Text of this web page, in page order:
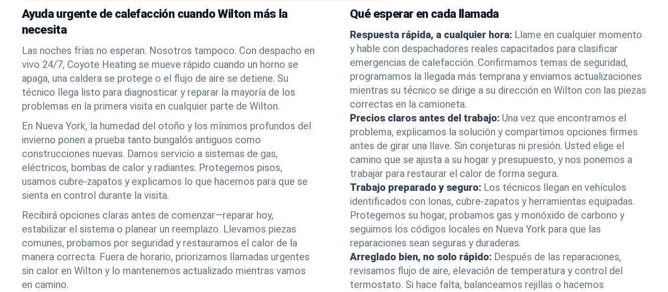
Ayuda urgente de calefacción cuando Wilton más la
necesita
Las noches frías no esperan. Nosotros tampoco. Con despacho en
vivo 24/7, Coyote Heating se mueve rápido cuando un horno se
apaga, una caldera se protege o el flujo de aire se detiene. Su
técnico llega listo para diagnosticar y reparar la mayoría de los
problemas en la primera visita en cualquier parte de Wilton.
En Nueva York, la humedad del otoño y los mínimos profundos del
invierno ponen a prueba tanto bungalós antiguos como
construcciones nuevas. Damos servicio a sistemas de gas,
eléctricos, bombas de calor y radiantes. Protegemos pisos,
usamos cubre-zapatos y explicamos lo que hacemos para que se
sienta en control durante la visita.
Recibirá opciones claras antes de comenzar—reparar hoy,
estabilizar el sistema o planear un reemplazo. Llevamos piezas
comunes, probamos por seguridad y restauramos el calor de la
manera correcta. Fuera de horario, priorizamos llamadas urgentes
sin calor en Wilton y lo mantenemos actualizado mientras vamos
en camino.
Qué esperar en cada llamada
Respuesta rápida, a cualquier hora: Llame en cualquier momento
y hable con despachadores reales capacitados para clasificar
emergencias de calefacción. Confirmamos temas de seguridad,
programamos la llegada más temprana y enviamos actualizaciones
mientras su técnico se dirige a su dirección en Wilton con las piezas
correctas en la camioneta.
Precios claros antes del trabajo: Una vez que encontramos el
problema, explicamos la solución y compartimos opciones firmes
antes de girar una llave. Sin conjeturas ni presión. Usted elige el
camino que se ajusta a su hogar y presupuesto, y nos ponemos a
trabajar para restaurar el calor de forma segura.
Trabajo preparado y seguro: Los técnicos llegan en vehículos
identificados con lonas, cubre-zapatos y herramientas equipadas.
Protegemos su hogar, probamos gas y monóxido de carbono y
seguimos los códigos locales en Nueva York para que las
reparaciones sean seguras y duraderas.
Arreglado bien, no solo rápido: Después de las reparaciones,
revisamos flujo de aire, elevación de temperatura y control del
termostato. Si hace falta, balanceamos rejillas o hacemos